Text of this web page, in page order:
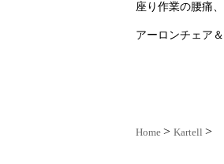
座り作業の腰痛
アーロンチェア
Home Kartell